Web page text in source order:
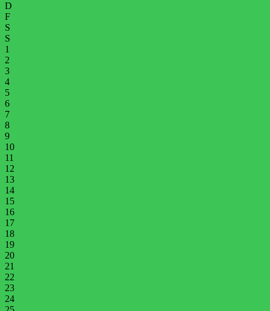
D
F
S
S
1
2
3
4
5
6
7
8
9
10
11
12
13
14
15
16
17
18
19
20
21
22
23
24